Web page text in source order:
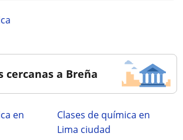
cercanas a Breña
en
Clases de química en
Lima ciudad